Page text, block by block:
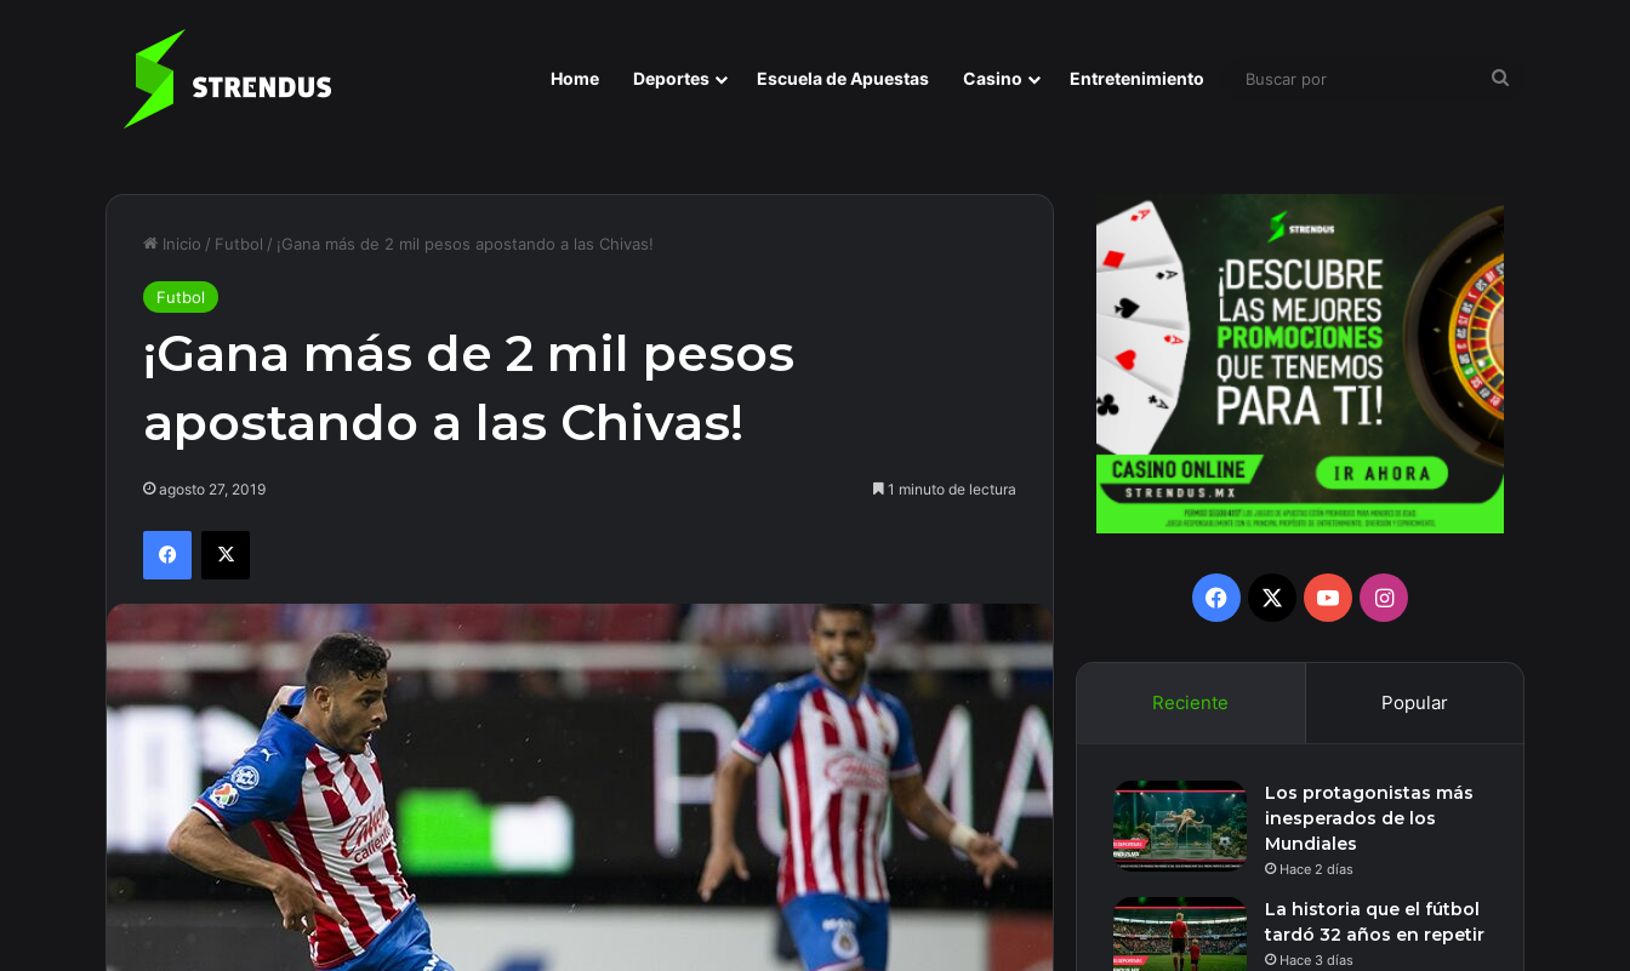
Home Deportes Escuela de Apuestas Casino Entretenimiento
Inicio / Futbol / ¡Gana más de 2 mil pesos apostando a las Chivas!
Futbol
¡Gana más de 2 mil pesos
apostando a las Chivas!
agosto 27, 2019 1 minuto de lectura
Facebook
X
Facebook
X YouTubeInstagram
Reciente Popular
Los protagonistas más
inesperados de los
Mundiales
Hace 2 días
La historia que el fútbol
tardó 32 años en repetir
Hace 3 días